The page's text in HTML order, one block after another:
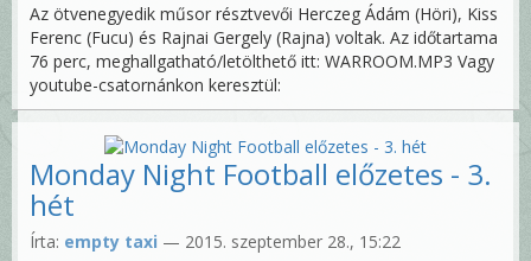
Az ötvenegyedik műsor résztvevői Herczeg Ádám (Höri), Kiss
Ferenc (Fucu) és Rajnai Gergely (Rajna) voltak. Az időtartama
76 perc, meghallgatható/letölthető itt: WARROOM.MP3 Vagy
youtube-csatornánkon keresztül:
Monday Night Football előzetes - 3.
hét
Írta: empty taxi — 2015. szeptember 28., 15:22